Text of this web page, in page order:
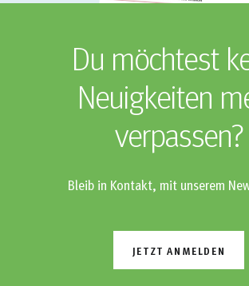
Du möchtest
Neuigkeiten
verpassen?
Bleib in Kontakt, mit unserem
JETZT ANMELDEN